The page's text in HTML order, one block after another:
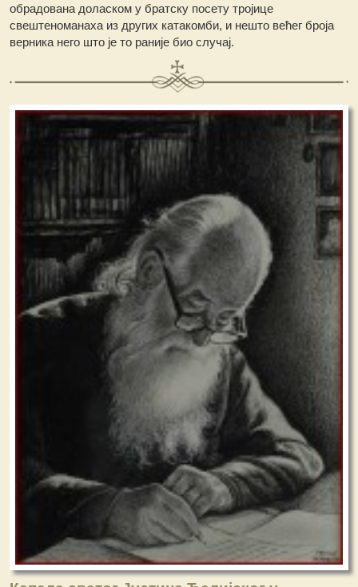
обрадована доласком у братску посету тројице
свештеноманаха из других катакомби, и нешто већег броја
верника него што је то раније био случај.